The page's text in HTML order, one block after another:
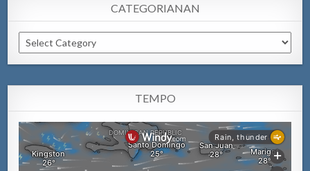
CATEGORIANAN
Categorianan
TEMPO